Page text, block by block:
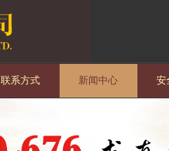
联系方式 新闻中心 安